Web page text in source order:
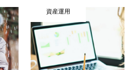
資産運用